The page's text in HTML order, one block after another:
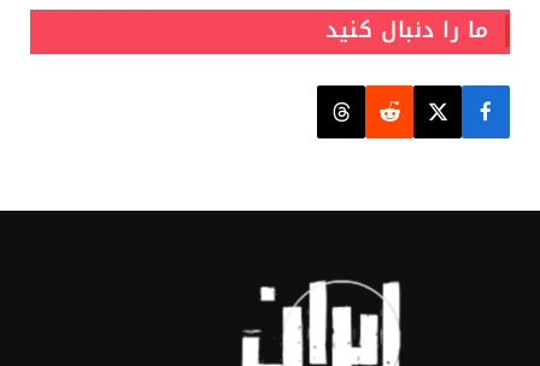
ما را دنبال کنید